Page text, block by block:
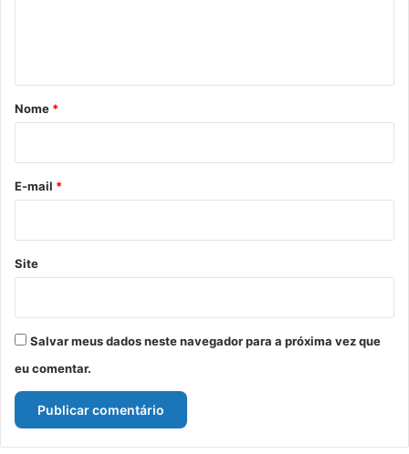
r
*
Nome *
E-mail *
Site
Salvar meus dados neste navegador para a próxima vez que
eu comentar.